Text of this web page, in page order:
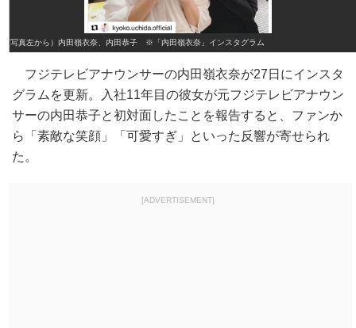
（写真左から）内田嶺衣奈、内田恭子 ※「内田嶺衣奈」インスタグラム
フジテレビアナウンサーの内田嶺衣奈が27日にインスタ
グラムを更新。入社11年目の彼女が元フジテレビアナウン
サーの内田恭子と初対面したことを報告すると、ファンか
ら「素敵な笑顔」「可愛すぎ」といった反響が寄せられ
た。
[ADVERTISEMENT]